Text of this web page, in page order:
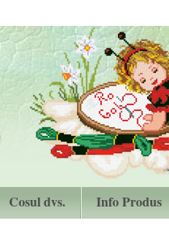
Cosul dvs. Info Produs